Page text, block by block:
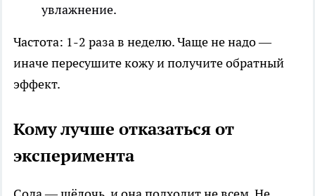
увлажнение.
Частота: 1-2 раза в неделю. Чаще не надо —
иначе пересушите кожу и получите обратный
эффект.
Кому лучше отказаться от
эксперимента